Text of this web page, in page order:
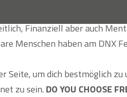
wenn du wirklich
Finanziell aber auch
Menschen haben am DNX
Seite, um dich bestmöglich
zu sein. DO YOU CHOOSE